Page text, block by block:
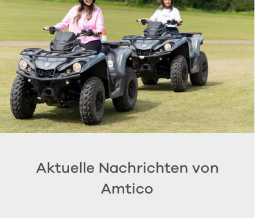
Aktuelle Nachrichten von
Amtico